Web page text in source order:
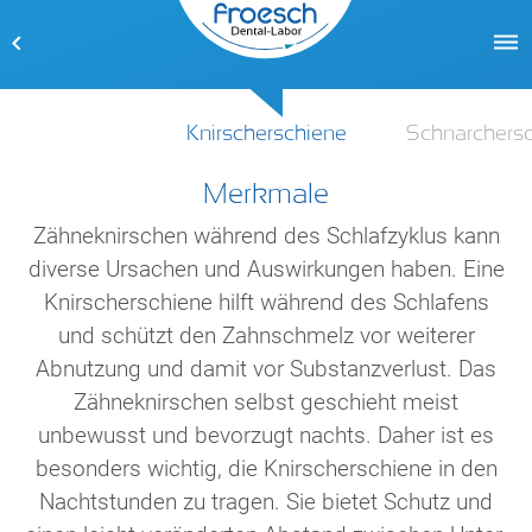
Knirscherschiene
Merkmale
Zähneknirschen während des Schlafzyklus kann
diverse Ursachen und Auswirkungen haben. Eine
Knirscherschiene hilft während des Schlafens
und schützt den Zahnschmelz vor weiterer
Abnutzung und damit vor Substanzverlust. Das
Zähneknirschen selbst geschieht meist
unbewusst und bevorzugt nachts. Daher ist es
besonders wichtig, die Knirscherschiene in den
Nachtstunden zu tragen. Sie bietet Schutz und
Merkmale
Schnarchen ist keine Krankheit, aber sie kann
krank machen; zum Beispiel, wenn es sich um
schlafbezogene Atmungsstörungen handelt. Sie
fangen beim harmlosen Schnarchen an und
können zu einer gesundheitsgefährdenden
Schlafapnoe mit zeitweiligen Atemaussetzern
führen. Damit Schlaflose und Schnarcher nachts
wieder durchschlafen können, empfiehlt sich eine
Schnarchtherapie. Hierbei hält eine spezielle
Merkmale
Die meisten Mund- und Zahnverletzungen
passieren Sport, insbesondere bei schnellen
Ball-, Renn-, Kampfsportarten, sowie beim
Wintersport. Sportschienen bieten dafür sicheren
Schutz. Sie bieten Bruchfestigkeit sowie einen
hohen Tragekomfort mit der Möglichkeit,
ungehindert zu sprechen und zu atmen. Jede
Schiene wird individuell angefertigt und
gewährleistet dadurch sicheren Halt und
Merkmale
Mit einer temporären Versorgung aus
elastischem Kunststoff haben sensible Patienten
eine überzeugende Alternative ohne
Metallanteile.
Hoher Tragekomfort
Bruch- und Sprungstabilität
Elastizität